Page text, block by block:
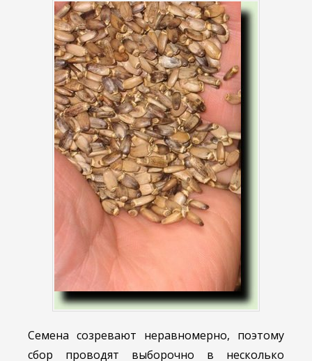
Семена созревают неравномерно, поэтому
сбор проводят выборочно в несколько